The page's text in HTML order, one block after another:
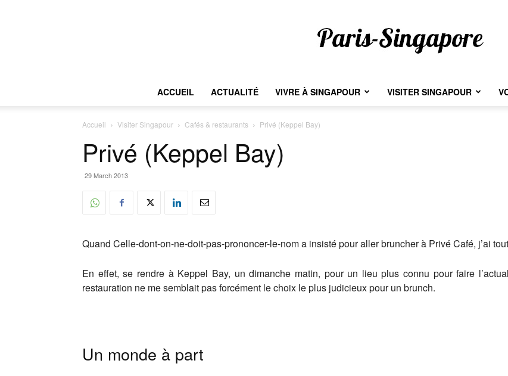
Paris-
ACCUEIL ACTUALITÉ VIVRE À SINGAPOUR VISITER SINGAPOUR
Accueil Visiter Singapour Cafés & restaurants Privé (Keppel Bay)
Privé (Keppel Bay)
29 March 2013
Quand Celle-dont-on-ne-doit-pas-prononcer-le-nom a insisté pour aller bruncher à Privé Café, j’ai
En effet, se rendre à Keppel Bay, un dimanche matin, pour un lieu plus connu pour faire
restauration ne me semblait pas forcément le choix le plus judicieux pour un brunch.
Un monde à part